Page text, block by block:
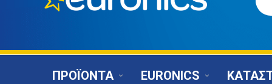
ΠΡΟΪΟΝΤΑ EURONICS